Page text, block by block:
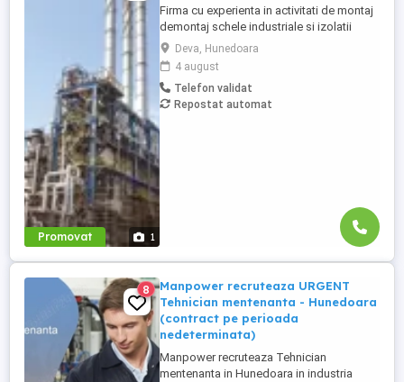
Promovat 1
Firma cu experienta in activitati de montaj
demontaj schele industriale si izolatii
industriale in rafinarii, combinate
petrochimice, otelarii ofera locuri de
munca in Belgia pentru: - schelari
muncitori necalificati pentru activitatea de
montaj demontaj schele industriale; -
Deva, Hunedoara
4 august
Telefon validat
Repostat automat
8
Manpower recruteaza URGENT
Tehnician mentenanta - Hunedoara
(contract pe perioada
nedeterminata)
Manpower recruteaza Tehnician
mentenanta in Hunedoara in industria